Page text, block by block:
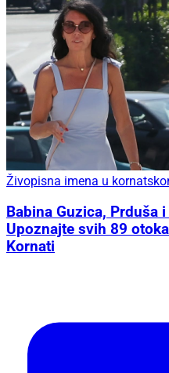
Živopisna imena u
Babina Guzica, Prduša
Upoznajte svih 89
Kornati